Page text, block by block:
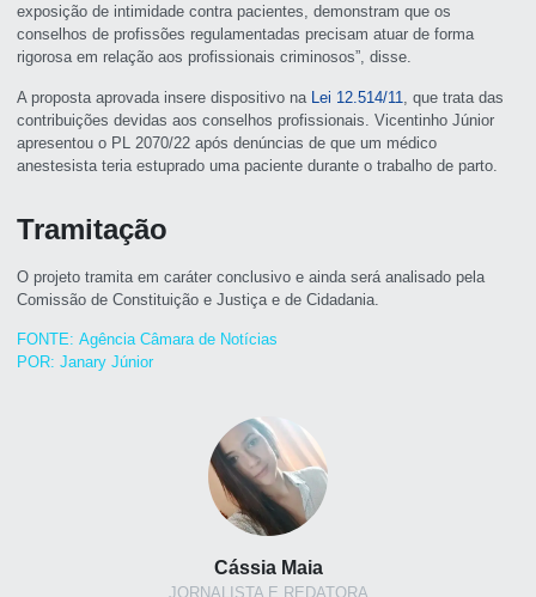
Cássia Maia
JORNALISTA E REDATORA
exposição de intimidade contra pacientes, demonstram que os
conselhos de profissões regulamentadas precisam atuar de forma
rigorosa em relação aos profissionais criminosos”, disse.
A proposta aprovada insere dispositivo na Lei 12.514/11
, que trata das
contribuições devidas aos conselhos profissionais. Vicentinho Júnior
apresentou o PL 2070/22 após denúncias de que um médico
anestesista teria estuprado uma paciente durante o trabalho de parto.
Tramitação
O projeto tramita emcaráter conclusivo e ainda será analisado pela
Comissão de Constituição e Justiça e de Cidadania.
FONTE: Agência Câmara de Notícias
POR: Janary Júnior